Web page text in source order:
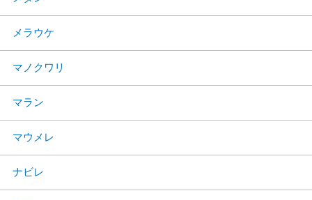
メラウケ
マノクワリ
マラン
マウメレ
ナビレ